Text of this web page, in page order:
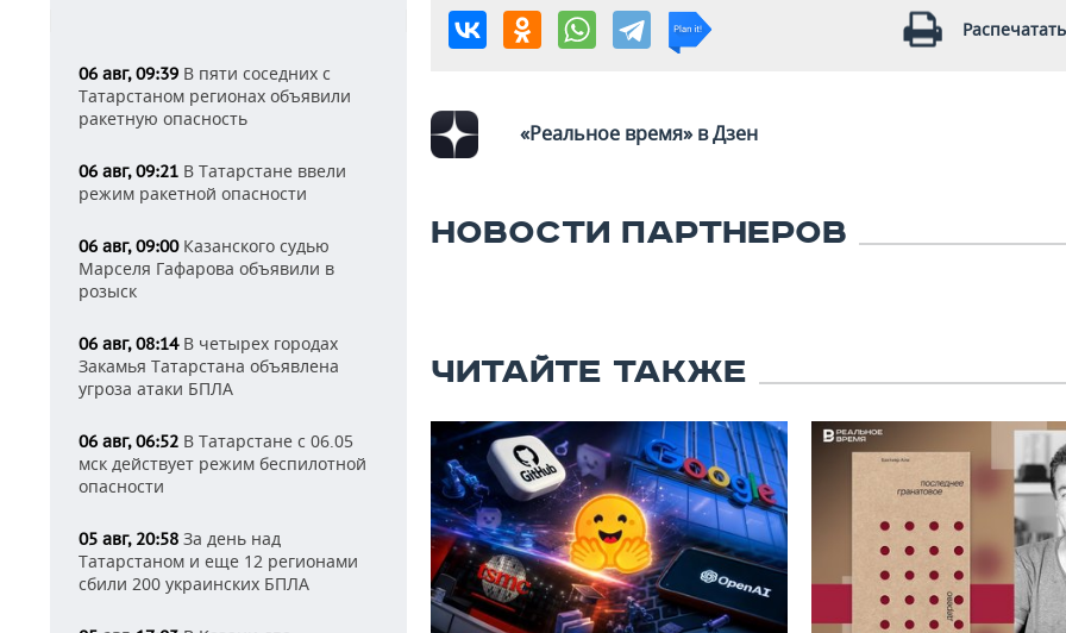
06 авг, 09:39 В пяти соседних с
Татарстаном регионах объявили
ракетную опасность
06 авг, 09:21 В Татарстане ввели
режим ракетной опасности
06 авг, 09:00Казанского судью
Марселя Гафарова объявили в
розыск
06 авг, 08:14В четырех городах
Закамья Татарстана объявлена
угроза атаки БПЛА
06 авг, 06:52 В Татарстане с 06.05
мск действует режим беспилотной
опасности
05 авг, 20:58 За день над
Татарстаном и еще 12 регионами
сбили 200 украинских БПЛА
«Реальное время» в Дзен
НОВОСТИ ПАРТНЕРОВ
ЧИТАЙТЕ ТАКЖЕ